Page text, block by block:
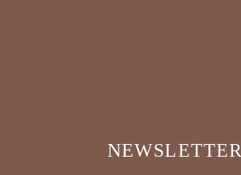
NEWSLETTER